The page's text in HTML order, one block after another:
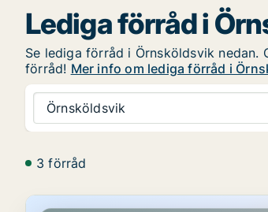
Lediga förråd i
Se lediga förråd i Örnsköldsvik
förråd! Mer info om lediga förråd i
Örnsköldsvik
3 förråd
Lager i Örnsköldsvik